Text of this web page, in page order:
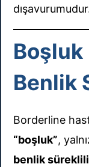
Boşluk
Benlik
Borderline
“boşluk”,
benlik